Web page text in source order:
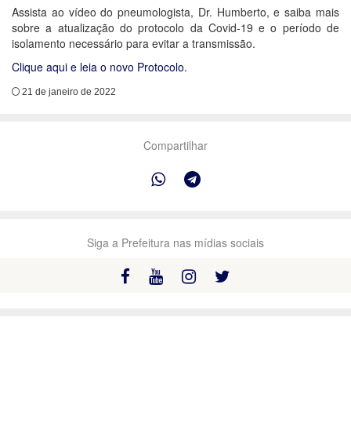
Assista ao vídeo do pneumologista, Dr. Humberto, e saiba mais
sobre a atualização do protocolo da Covid-19 e o período de
isolamento necessário para evitar a transmissão.
Clique aqui e leia o novo Protocolo.
21 de janeiro de 2022
Compartilhar
Siga a Prefeitura nas mídias sociais